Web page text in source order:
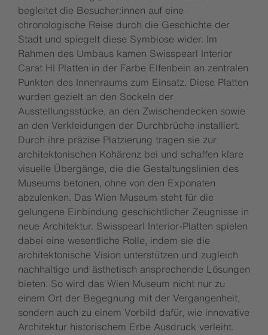
begleitet die Besucher:innen auf eine
chronologische Reise durch die Geschichte der
Stadt und spiegelt diese Symbiose wider. Im
Rahmen des Umbaus kamen Swisspearl Interior
Carat HI Platten in der Farbe Elfenbein an zentralen
Punkten des Innenraums zum Einsatz. Diese Platten
wurden gezielt an den Sockeln der
Ausstellungsstücke, an den Zwischendecken sowie
an den Verkleidungen der Durchbrüche installiert.
Durch ihre präzise Platzierung tragen sie zur
architektonischen Kohärenz bei und schaffen klare
visuelle Übergänge, die die Gestaltungslinien des
Museums betonen, ohne von den Exponaten
abzulenken. Das Wien Museum steht für die
gelungene Einbindung geschichtlicher Zeugnisse in
neue Architektur. Swisspearl Interior-Platten spielen
dabei eine wesentliche Rolle, indem sie die
architektonische Vision unterstützen und zugleich
nachhaltige und ästhetisch ansprechende Lösungen
bieten. So wird das Wien Museum nicht nur zu
einem Ort der Begegnung mit der Vergangenheit,
sondern auch zu einem Vorbild dafür, wie innovative
Architektur historischem Erbe Ausdruck verleiht.